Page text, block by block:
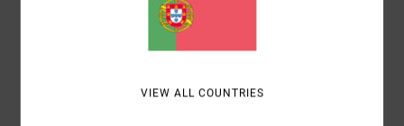
CONFORTO
VIEW ALL COUNTRIES